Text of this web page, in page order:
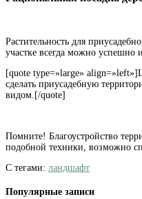
Растительность для
участке всегда можно
[quote type=»large»
сделать приусадебную
видом.[/quote]
Помните! Благоустройство
подобной техники, возможно
С тегами: ландшафт
Популярные записи